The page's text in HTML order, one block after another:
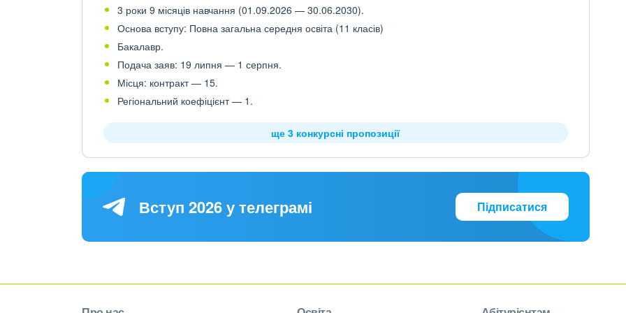
3 роки 9 місяців навчання (01.09.2026 — 30.06.2030).
Основа вступу: Повна загальна середня освіта (11 класів)
Бакалавр.
Подача заяв: 19 липня — 1 серпня.
Місця: контракт — 15.
Регіональний коефіцієнт — 1.
ще 3 конкурсні пропозиції
Вступ 2026 у телеграмі Підписатися